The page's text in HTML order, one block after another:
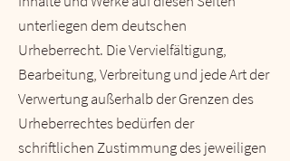
unterliegen dem deutschen
Urheberrecht. Die Vervielfältigung,
Bearbeitung, Verbreitung und jede Art der
Verwertung außerhalb der Grenzen des
Urheberrechtes bedürfen der
schriftlichen Zustimmung des jeweiligen